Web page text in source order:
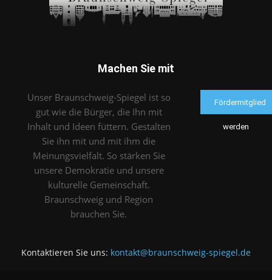
Machen Sie mit
Unser Braunschweig-Spiegel ist so
gut wie die Bürger, die Ihn mit
Inhalt und Ideen füttern. Gestalten
Sie ihn mit und mit ihm die
Meinungsvielfalt. So stärken Sie
unsere Demokratie und unsere
kulturelle Gemeinschaft.
Braunschweig und Region
brauchen Sie.
Fördermitglied
werden
Kontaktieren Sie uns: kontakt@braunschweig-spiegel.de